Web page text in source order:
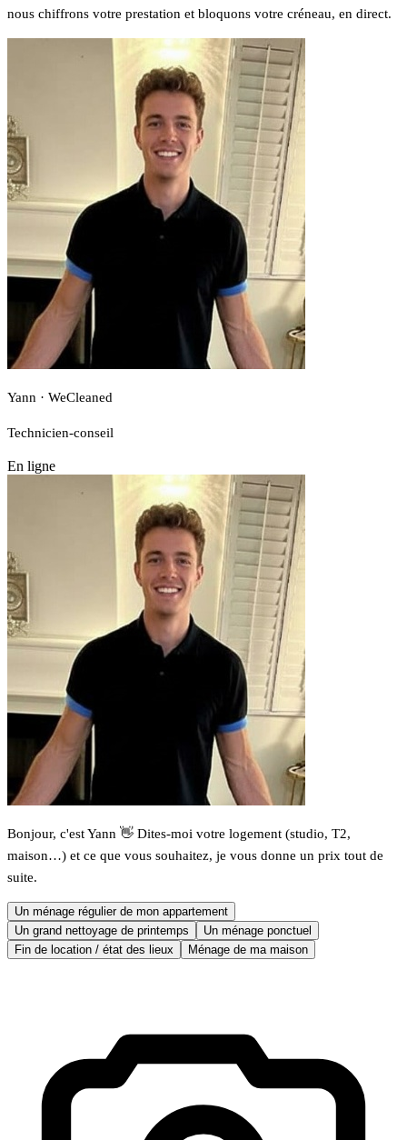
nous chiffrons votre prestation et bloquons votre créneau, en direct.
Yann · WeCleaned
Technicien-conseil
En ligne
Bonjour, c'est Yann 👋 Dites-moi votre logement (studio, T2,
maison…) et ce que vous souhaitez, je vous donne un prix tout de
suite.
Un ménage régulier de mon appartement
Un grand nettoyage de printemps
Un ménage ponctuel
Fin de location / état des lieux
Ménage de ma maison